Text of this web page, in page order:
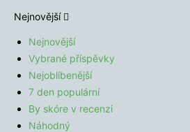
Nejnovější
Nejnovější
Vybrané příspěvky
Nejoblíbenější
7 den populární
By skóre v recenzi
Náhodný